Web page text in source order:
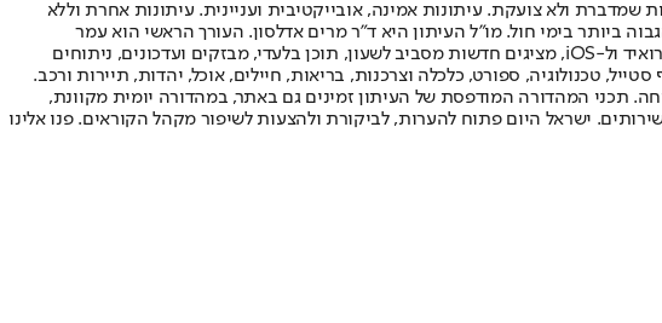
שמדברת ולא צועקת. עיתונות אמינה, אובייקטיבית ועניינית. עיתונות אחרת וללא
הישראלי בעל שיעור החשיפה הגבוה ביותר בימי חול. מו"ל העיתון היא ד"ר מרים אדלסון. העורך הראשי הוא עמר
לחמנוביץ, והעורך המייסד הוא עמוס רגב. אתרי האינטרנט של "ישראל היום" בעברית ובאנגלית, כמו כן היישומונים (אפליקציות) לאנדרואיד ול-iOS, מציגים חדשות מסביב לשעון, תוכן בלעדי, מבזקים ועדכונים, ניתוחים
טכנולוגיה, ספורט, כלכלה וצרכנות, בריאות, חיילים, אוכל, יהדות, תיירות ורכב.
תכני המהדורה המודפסת של העיתון זמינים גם באתר, במהדורה יומית מקוונת,
ישראל היום פתוח להערות, לביקורת ולהצעות לשיפור מקהל הקוראים. פנו אלינו